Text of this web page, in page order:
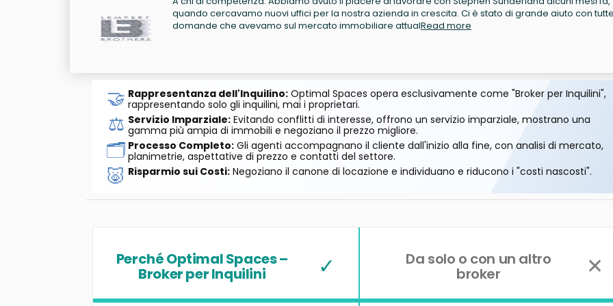
quando cercavamo nuovi uffici per la nostra azienda in crescita. Ci è stato di grande aiuto con
domande che avevamo sul mercato immobiliare attualRead more
🤝 Rappresentanza dell'Inquilino:Optimal Spaces opera esclusivamente come "Broker per Inquilini",
rappresentando solo gli inquilini, mai i proprietari.
⚖️ Servizio Imparziale:Evitando conflitti di interesse, offrono un servizio imparziale, mostrano una
gamma più ampia di immobili e negoziano il prezzo migliore.
🗂️ Processo Completo:Gli agenti accompagnano il cliente dall'inizio alla fine, con analisi di mercato,
planimetrie, aspettative di prezzo e contatti del settore.
🐷 Risparmio sui Costi:Negoziano il canone di locazione e individuano e riducono i "costi nascosti".
Perché Optimal Spaces –
Broker per Inquilini ✓ Da solo o con un altro
broker ✕